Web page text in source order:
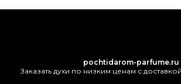
pochtidarom-parfume.ru
Заказать духи по низким ценам с